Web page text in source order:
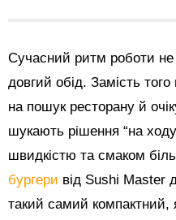
Сучасний ритм роботи
довгий обід. Замість
на пошук ресторану й
шукають рішення “на
швидкістю та смаком
бургери від Sushi Master
такий самий компактний,